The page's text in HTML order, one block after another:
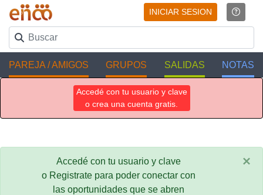
INICIAR SESION
PAREJA / AMIGOS GRUPOS SALIDAS NOTAS
Accedé con tu usuario y clave
o crea una cuenta gratis.
Accedé con tu usuario y clave
o Registrate para poder conectar con
las oportunidades que se abren
×